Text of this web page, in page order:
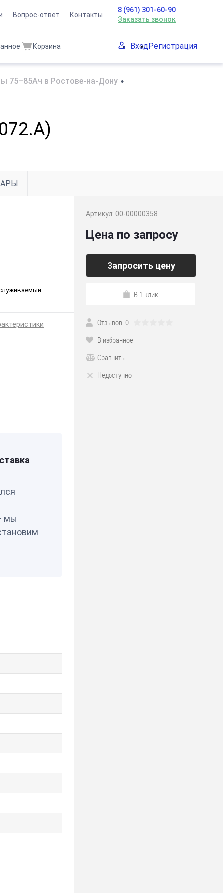
Вопрос-ответ Контакты
8 (961) 301-60-90
Заказать звонок
Корзина ВходРегистрация
75–85Ач в Ростове-на-Дону •
мы
Артикул: 00-00000358
Цена по запросу
Запросить цену
В 1 клик
Отзывов: 0
В избранное
Сравнить
Недоступно